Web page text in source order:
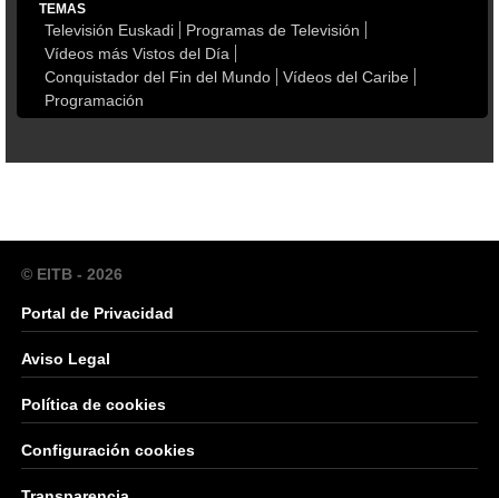
TEMAS
Televisión Euskadi
Programas de Televisión
Vídeos más Vistos del Día
Conquistador del Fin del Mundo
Vídeos del Caribe
Programación
© EITB - 2026
Portal de Privacidad
Aviso Legal
Política de cookies
Configuración cookies